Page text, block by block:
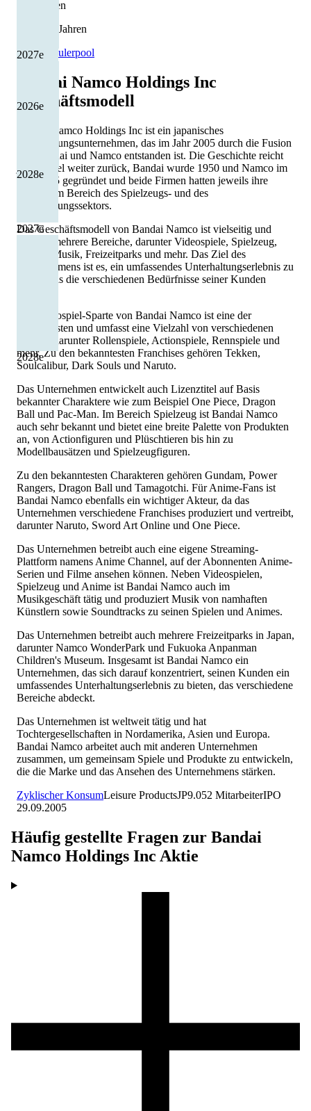
2026e
2027e
2028e
2027e
2028e
Kürzungen
5 von 13 Jahren
Quelle: Eulerpool
Bandai Namco Holdings Inc
Geschäftsmodell
Bandai Namco Holdings Inc ist ein japanisches
Unterhaltungsunternehmen, das im Jahr 2005 durch die Fusion
von Bandai und Namco entstanden ist. Die Geschichte reicht
jedoch viel weiter zurück, Bandai wurde 1950 und Namco im
Jahr 1955 gegründet und beide Firmen hatten jeweils ihre
Stärken im Bereich des Spielzeugs- und des
Unterhaltungssektors.
Das Geschäftsmodell von Bandai Namco ist vielseitig und
umfasst mehrere Bereiche, darunter Videospiele, Spielzeug,
Anime, Musik, Freizeitparks und mehr. Das Ziel des
Unternehmens ist es, ein umfassendes Unterhaltungserlebnis zu
bieten, das die verschiedenen Bedürfnisse seiner Kunden
Die Videospiel-Sparte von Bandai Namco ist eine der
bekanntesten und umfasst eine Vielzahl von verschiedenen
Genres, darunter Rollenspiele, Actionspiele, Rennspiele und
mehr. Zu den bekanntesten Franchises gehören Tekken,
Soulcalibur, Dark Souls und Naruto.
Das Unternehmen entwickelt auch Lizenztitel auf Basis
bekannter Charaktere wie zum Beispiel One Piece, Dragon
Ball und Pac-Man. Im Bereich Spielzeug ist Bandai Namco
auch sehr bekannt und bietet eine breite Palette von Produkten
an, von Actionfiguren und Plüschtieren bis hin zu
Modellbausätzen und Spielzeugfiguren.
Zu den bekanntesten Charakteren gehören Gundam, Power
Rangers, Dragon Ball und Tamagotchi. Für Anime-Fans ist
Bandai Namco ebenfalls ein wichtiger Akteur, da das
Unternehmen verschiedene Franchises produziert und vertreibt,
darunter Naruto, Sword Art Online und One Piece.
Das Unternehmen betreibt auch eine eigene Streaming-
Plattform namens Anime Channel, auf der Abonnenten Anime-
Serien und Filme ansehen können. Neben Videospielen,
Spielzeug und Anime ist Bandai Namco auch im
Musikgeschäft tätig und produziert Musik von namhaften
Künstlern sowie Soundtracks zu seinen Spielen und Animes.
Das Unternehmen betreibt auch mehrere Freizeitparks in Japan,
darunter Namco WonderPark und Fukuoka Anpanman
Children's Museum. Insgesamt ist Bandai Namco ein
Unternehmen, das sich darauf konzentriert, seinen Kunden ein
umfassendes Unterhaltungserlebnis zu bieten, das verschiedene
Bereiche abdeckt.
Das Unternehmen ist weltweit tätig und hat
Tochtergesellschaften in Nordamerika, Asien und Europa.
Bandai Namco arbeitet auch mit anderen Unternehmen
zusammen, um gemeinsam Spiele und Produkte zu entwickeln,
die die Marke und das Ansehen des Unternehmens stärken.
Zyklischer KonsumLeisure ProductsJP9.052 MitarbeiterIPO
29.09.2005
Häufig gestellte Fragen zur Bandai
Namco Holdings Inc Aktie